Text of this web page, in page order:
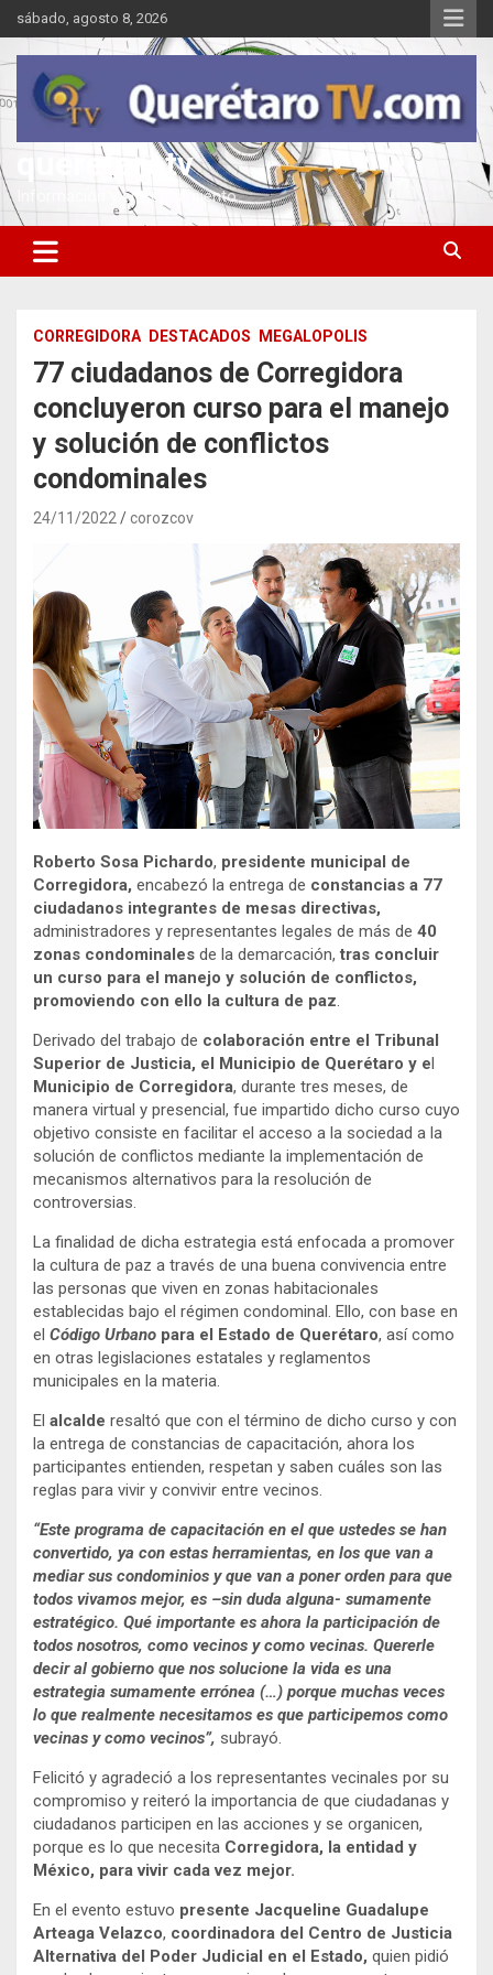
Saltar
al
contenido
sábado, agosto 8, 2026
queretarotv
Información y entretenimiento
CORREGIDORA DESTACADOS MEGALOPOLIS
77 ciudadanos de Corregidora
concluyeron curso para el manejo
y solución de conflictos
condominales
24/11/2022 corozcov
Roberto Sosa Pichardo, presidente municipal de
Corregidora, encabezó la entrega de constancias a 77
ciudadanos integrantes de mesas directivas,
administradores y representantes legales de más de 40
zonas condominales de la demarcación,tras concluir
un curso para el manejo y solución de conflictos,
promoviendo con ello la cultura de paz
Derivado del trabajo de colaboración entre el Tribunal
Superior de Justicia, el Municipio de Querétaro y el
Municipio de Corregidora, durante tres meses, de
manera virtual y presencial, fue impartido dicho curso cuyo
objetivo consiste en facilitar el acceso a la sociedad a la
solución de conflictos mediante la implementación de
mecanismos alternativos para la resolución de
controversias.
La finalidad de dicha estrategia está enfocada a promover
la cultura de paz a través de una buena convivencia entre
las personas que viven en zonas habitacionales
establecidas bajo el régimen condominal. Ello, con base en
el Código Urbano para el Estado de Querétaro, así como
en otras legislaciones estatales y reglamentos
municipales en la materia.
El alcalde resaltó que con el término de dicho curso y con
la entrega de constancias de capacitación, ahora los
participantes entienden, respetan y saben cuáles son las
reglas para vivir y convivir entre vecinos.
“Este programa de capacitación en el que ustedes se han
convertido, ya con estas herramientas, en los que van a
mediar sus condominios y que van a poner orden para que
todos vivamos mejor, es –sin duda alguna- sumamente
estratégico. Qué importante es ahora la participación de
todos nosotros, como vecinos y como vecinas. Quererle
decir al gobierno que nos solucione la vida es una
estrategia sumamente errónea (…) porque muchas veces
lo que realmente necesitamos es que participemos como
vecinas y como vecinos”, subrayó.
Felicitó y agradeció a los representantes vecinales por su
compromiso y reiteró la importancia de que ciudadanas y
ciudadanos participen en las acciones y se organicen,
porque es lo que necesita Corregidora, la entidad y
México, para vivir cada vez mejor.
En el evento estuvo presente Jacqueline Guadalupe
Arteaga Velazco, coordinadora del Centro de Justicia
Alternativa del Poder Judicial en el Estado, quien pidió